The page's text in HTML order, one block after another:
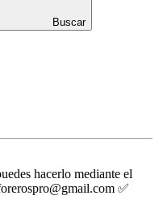
Buscar
hacerlo mediante el
✅